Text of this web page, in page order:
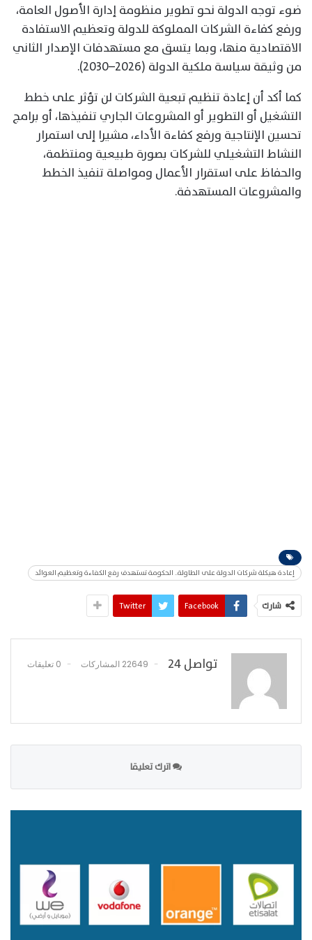
ضوء توجه الدولة نحو تطوير منظومة إدارة الأصول العامة،
ورفع كفاءة الشركات المملوكة للدولة وتعظيم الاستفادة
الاقتصادية منها، وبما يتسق مع مستهدفات الإصدار الثاني
من وثيقة سياسة ملكية الدولة (2026–2030).
كما أكد أن إعادة تنظيم تبعية الشركات لن تؤثر على خطط
التشغيل أو التطوير أو المشروعات الجاري تنفيذها، أو برامج
تحسين الإنتاجية ورفع كفاءة الأداء، مشيرا إلى استمرار
النشاط التشغيلي للشركات بصورة طبيعية ومنتظمة،
والحفاظ على استقرار الأعمال ومواصلة تنفيذ الخطط
والمشروعات المستهدفة.
إعادة هيكلة شركات الدولة على الطاولة.. الحكومة تستهدف رفع الكفاءة وتعظيم العوائد
شارك Facebook
Twitter
تواصل 24 22649 المشاركات 0 تعليقات
اترك تعليقا